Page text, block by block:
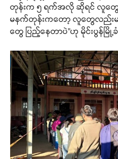
တုန်းက ၅ ရက်အလို ဆိုရင် လူတွေ
မနက်တုန်းကတော့ လူတွေလည်း
တွေ ပြည့်နေတာပဲ”ဟု မိုင်းပွန်မြို့